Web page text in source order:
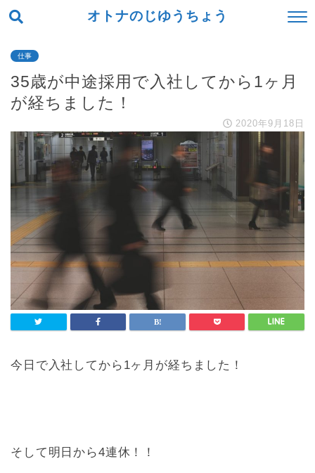
オトナのじゆうちょう
仕事
35歳が中途採用で入社してから1ヶ月
が経ちました！
2020年9月18日
今日で入社してから1ヶ月が経ちました！
そして明日から4連休！！